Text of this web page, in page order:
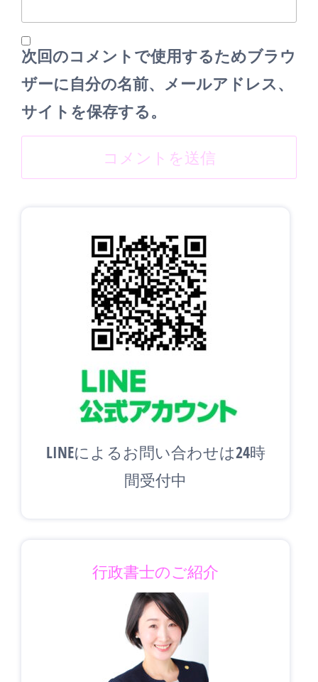
次回のコメントで使用するためブラウ
ザーに自分の名前、メールアドレス、
サイトを保存する。
LINEによるお問い合わせは24時
間受付中
行政書士のご紹介